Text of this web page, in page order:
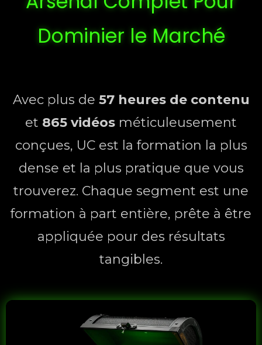
Dominier le Marché
Avec plus de 57 heures de contenu
et 865 vidéos méticuleusement
conçues, UC est la formation la plus
dense et la plus pratique que vous
trouverez. Chaque segment est une
formation à part entière, prête à être
appliquée pour des résultats
tangibles.